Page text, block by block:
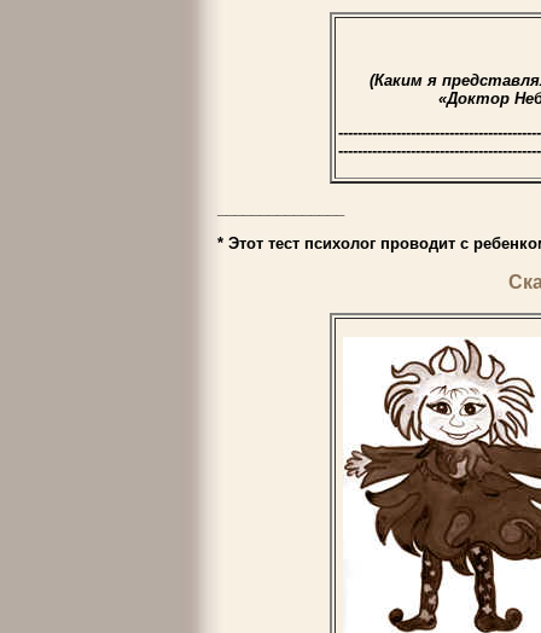
(Каким я
«Доктор
* Этот тест психолог проводит с